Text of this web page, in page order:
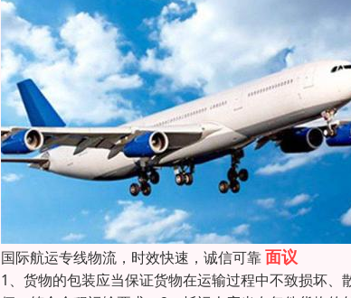
国际航运专线物流，时效快速，诚信可靠面议
1、货物的包装应当保证货物在运输过程中不致损坏